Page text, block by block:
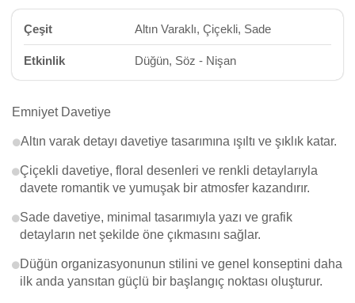
Çeşit Altın Varaklı, Çiçekli, Sade
Etkinlik Düğün, Söz - Nişan
Emniyet Davetiye
Altın varak detayı davetiye tasarımına ışıltı ve şıklık katar.
Çiçekli davetiye, floral desenleri ve renkli detaylarıyla
davete romantik ve yumuşak bir atmosfer kazandırır.
Sade davetiye, minimal tasarımıyla yazı ve grafik
detayların net şekilde öne çıkmasını sağlar.
Düğün organizasyonunun stilini ve genel konseptini daha
ilk anda yansıtan güçlü bir başlangıç noktası oluşturur.